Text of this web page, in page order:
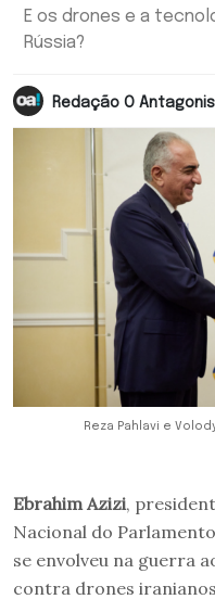
E os drones e a
Rússia?
Redação O
Reza Pahlavi e
Ebrahim Azizi,
Nacional do
se envolveu na guerra
contra drones